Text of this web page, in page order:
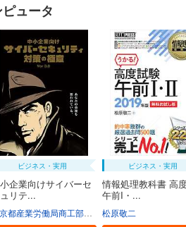
ュータ
ビジネス・実用
企業向けサイバーセ
リテ...
東京都産業労働局商工部経営支援課
ビジネス・実用
情報処理教科書 高
午前I・...
松原敬二